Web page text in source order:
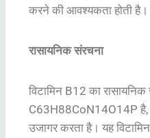
करने की आवश्यकता होती है।
रासायनिक संरचना
विटामिन B12 का
C63H88CoN14O14P है,
उजागर करता है। यह विटामिन